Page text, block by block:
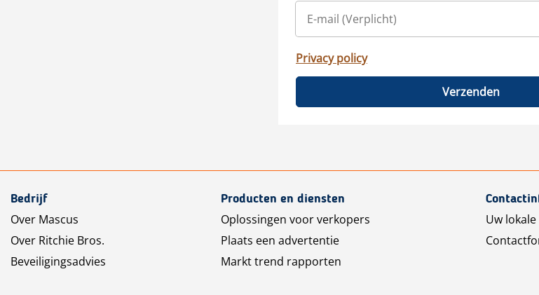
Privacy policy
Verzenden
Bedrijf
Over Mascus
Over Ritchie Bros.
Beveiligingsadvies
Producten en diensten
Oplossingen voor verkopers
Plaats een advertentie
Markt trend rapporten
Uw